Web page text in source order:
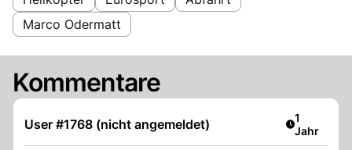
Marco Odermatt
Kommentare
User #1768 (nicht angemeldet) Artikel
1
Jahr